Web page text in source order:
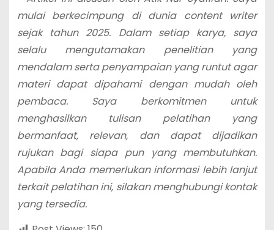
mulai berkecimpung di dunia content writer
sejak tahun 2025. Dalam setiap karya, saya
selalu mengutamakan penelitian yang
mendalam serta penyampaian yang runtut agar
materi dapat dipahami dengan mudah oleh
pembaca. Saya berkomitmen untuk
menghasilkan tulisan pelatihan yang
bermanfaat, relevan, dan dapat dijadikan
rujukan bagi siapa pun yang membutuhkan.
Apabila Anda memerlukan informasi lebih lanjut
terkait pelatihan ini, silakan menghubungi kontak
yang tersedia.